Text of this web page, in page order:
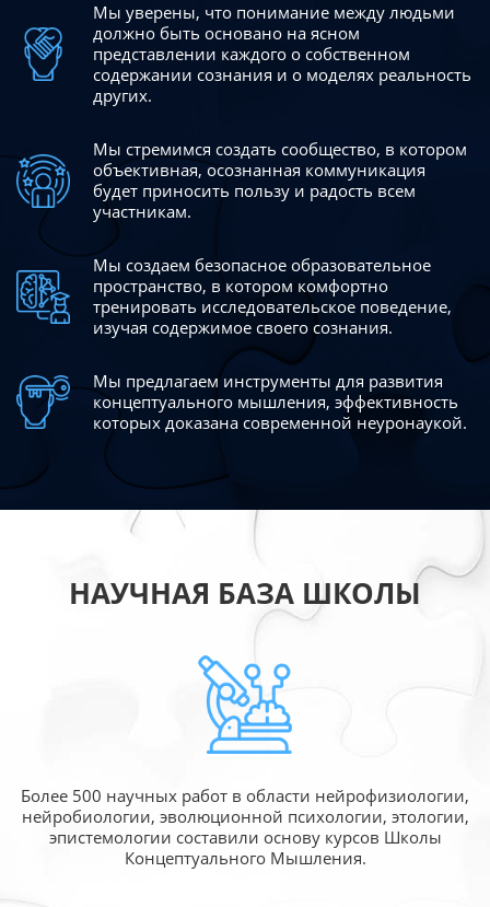
Мы уверены, что понимание между людьми
должно быть основано на ясном
представлении каждого о собственном
содержании сознания и о моделях реальность
других.
Мы стремимся создать сообщество, в котором
объективная, осознанная коммуникация
будет приносить пользу и радость всем
участникам.
Мы создаем безопасное образовательное
пространство, в котором комфортно
тренировать исследовательское поведение,
изучая содержимое своего сознания.
Мы предлагаем инструменты для развития
концептуального мышления, эффективность
которых доказана современной неуронаукой.
НАУЧНАЯ БАЗА ШКОЛЫ
Более 500 научных работ в области нейрофизиологии,
нейробиологии, эволюционной психологии, этологии,
эпистемологии составили основу курсов Школы
Концептуального Мышления.